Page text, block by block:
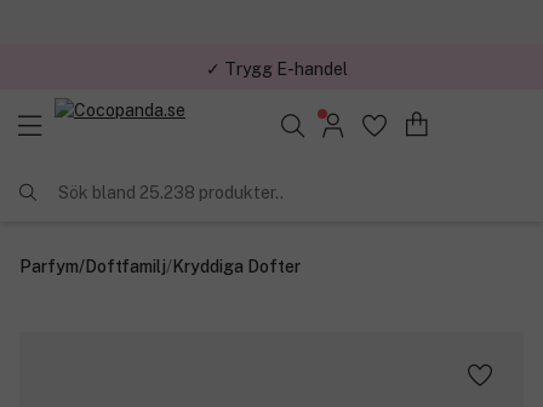
✓ Trygg E-handel
Sök bland 25.238 produkter..
Parfym/Doftfamilj/Kryddiga Dofter